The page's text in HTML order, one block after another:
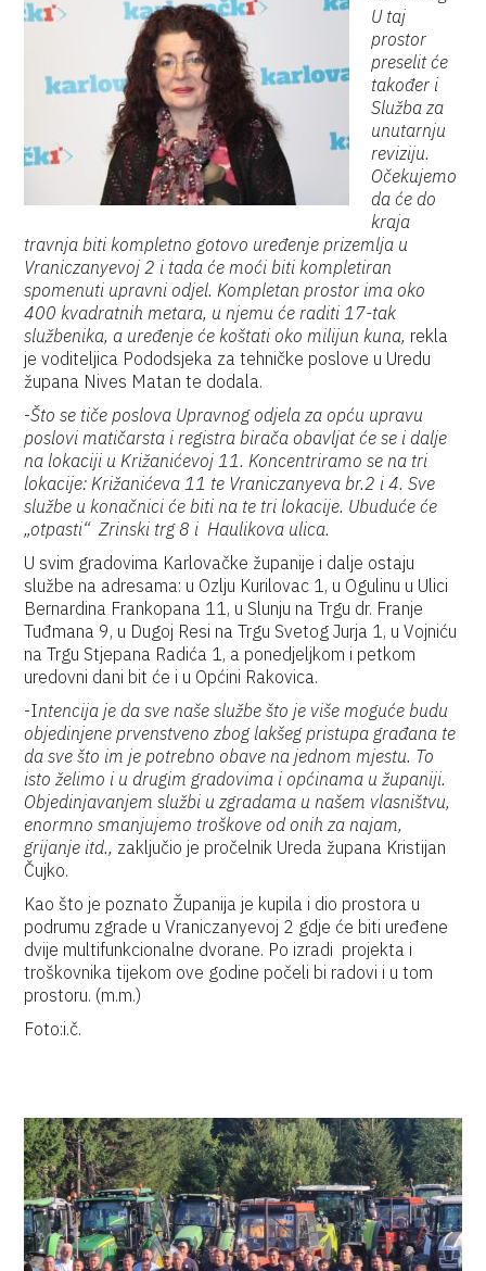
U taj
prostor
preselit će
također i
Služba za
unutarnju
reviziju.
Očekujemo
da će do
kraja
travnja biti kompletno gotovo uređenje prizemlja u
Vraniczanyevoj 2 i tada će moći biti kompletiran
spomenuti upravni odjel. Kompletan prostor ima oko
400 kvadratnih metara, u njemu će raditi 17-tak
službenika, a uređenje će koštati oko milijun kuna, rekla
je voditeljica Pododsjeka za tehničke poslove u Uredu
župana Nives Matan te dodala.
-Što se tiče poslova Upravnog odjela za opću upravu
poslovi matičarsta i registra birača obavljat će se i dalje
na lokaciji u Križanićevoj 11. Koncentriramo se na tri
lokacije: Križanićeva 11 te Vraniczanyeva br.2 i 4. Sve
službe u konačnici će biti na te tri lokacije. Ubuduće će
„otpasti“ Zrinski trg 8 i Haulikova ulica.
U svim gradovima Karlovačke županije i dalje ostaju
službe na adresama: u Ozlju Kurilovac 1, u Ogulinu u Ulici
Bernardina Frankopana 11, u Slunju na Trgu dr. Franje
Tuđmana 9, u Dugoj Resi na Trgu Svetog Jurja 1, u Vojniću
na Trgu Stjepana Radića 1, a ponedjeljkom i petkom
uredovni dani bit će i u Općini Rakovica.
-Intencija je da sve naše službe što je više moguće budu
objedinjene prvenstveno zbog lakšeg pristupa građana te
da sve što im je potrebno obave na jednom mjestu. To
isto želimo i u drugim gradovima i općinama u županiji.
Objedinjavanjem službi u zgradama u našem vlasništvu,
enormno smanjujemo troškove od onih za najam,
grijanje itd., zaključio je pročelnik Ureda župana Kristijan
Čujko.
Kao što je poznato Županija je kupila i dio prostora u
podrumu zgrade u Vraniczanyevoj 2 gdje će biti uređene
dvije multifunkcionalne dvorane. Po izradi projekta i
troškovnika tijekom ove godine počeli bi radovi i u tom
prostoru. (m.m.)
Foto:i.č.